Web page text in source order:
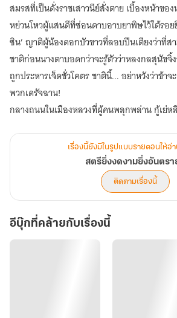
สมรสที่เป็นดั่งราชเสาวนีย์สั่งตาย เบื้องหน้าของ
หย่วนโหวผู้แสนดีที่ซ่อนดาบอาบยาพิษไว้ใต้รอย
ซิน’ ญาติผู้น้องดอกบัวขาวที่ลอบปีนเตียงว่าที่ส
ชาติก่อนนางตาบอดกว่าจะรู้ตัวว่าหลงกลสุนัขจิ้
ถูกประหารเจ็ดชั่วโคตร ชาตินี้... อย่าหวังว่าข้าจ
พวกเดรัจฉาน!
กลางถนนในเมืองหลวงที่ผู้คนพลุกพล่าน กู้เย่ห
ญาติผู้น้องจนเลือดกบปาก แล้วประกาศให้ได้ยิน
“ในเมื่อพวกเจ้าลึกซึ้งกันมานาน ข้าก็ขอยกงาน
ทว่าการขัดราชเสาวนีย์ของฮองเฮามีโทษถึงตาย แต่ไม่ถึงกับทั้งตระกูล
นางจึงหันหลังให้จวนโหว แล้วชี้นิ้วเรียวยาวขึ้นไป
สบตากับ ‘เซี่ย เปี้ยนซาง’ เซี่ยอ๋องทรราชจอมเสเพล ผู้มีข่าวลือหนาหูว่า
‘นกเขาไม่ขัน’
เรื่องนี้ยังมีในรูปแบบรายตอนให้อ่
สตรียิ่งงดงามยิ่งอันตรา
ติดตามเรื่องนี้
อีบุ๊กที่คล้ายกับเรื่องนี้